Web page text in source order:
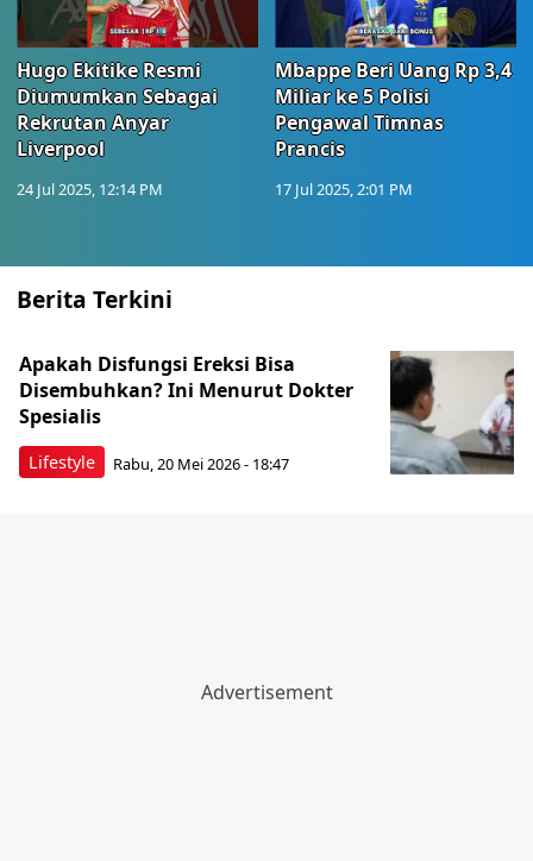
Hugo Ekitike Resmi
Diumumkan Sebagai
Rekrutan Anyar
Liverpool
24 Jul 2025, 12:14 PM
Mbappe Beri Uang Rp 3,4
Miliar ke 5 Polisi
Pengawal Timnas
Prancis
17 Jul 2025, 2:01 PM
Berita Terkini
Lifestyle
Apakah Disfungsi Ereksi Bisa
Disembuhkan? Ini Menurut Dokter
Spesialis
Rabu, 20 Mei 2026 - 18:47